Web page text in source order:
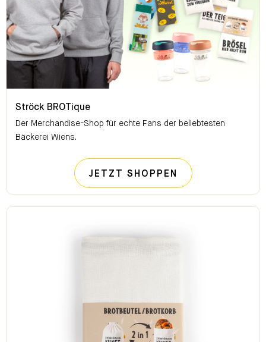
Ströck BROTique
Der Merchandise-Shop für echte Fans der beliebtesten
Bäckerei Wiens.
JETZT SHOPPEN STRÖCK